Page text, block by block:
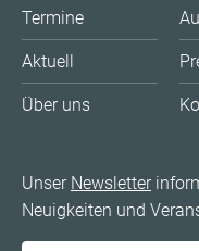
Termine
Aktuell
Über uns
Unser Newsletter
Neuigkeiten und